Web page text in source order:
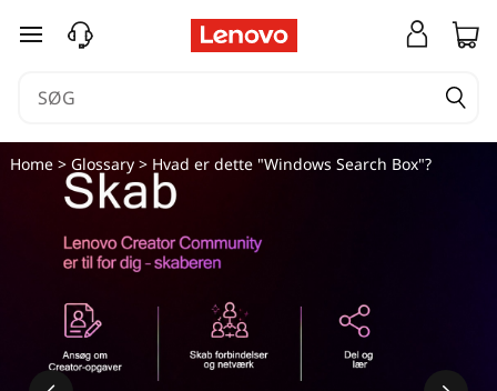
spring til hovedindhold
Home> Glossary> Hvad er dette "Windows Search Box"?